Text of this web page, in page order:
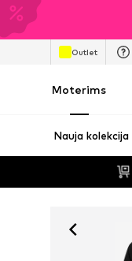
Outlet
Moterims
Nauja kolekcija